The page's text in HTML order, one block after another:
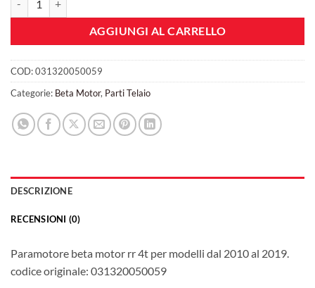
AGGIUNGI AL CARRELLO
COD:031320050059
Categorie: Beta Motor, Parti Telaio
DESCRIZIONE
RECENSIONI (0)
Paramotore beta motor rr 4t per modelli dal 2010 al 2019.
codice originale: 031320050059